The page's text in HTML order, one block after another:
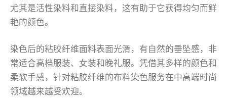
尤其是活性染料和直接染料，这有助于它获得均匀而鲜
艳的颜色。
染色后的粘胶纤维面料表面光滑，有自然的垂坠感，非
常适合高档服装、女装和晚礼服。凭借其多样的颜色和
柔软手感，针对粘胶纤维的布料染色服务在中高端时尚
领域越来越受欢迎。